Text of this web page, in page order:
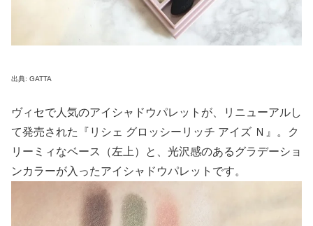
出典: GATTA
ヴィセで人気のアイシャドウパレットが、リニューアルし
て発売された『リシェ グロッシーリッチ アイズ Ｎ』。ク
リーミィなベース（左上）と、光沢感のあるグラデーショ
ンカラーが入ったアイシャドウパレットです。